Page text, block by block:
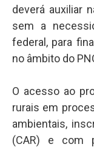
deverá auxiliar
sem a
federal, para
no âmbito do
O acesso ao
rurais em
ambientais,
(CAR) e com